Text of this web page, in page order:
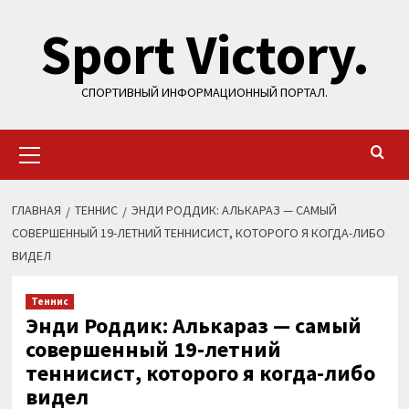
содержимому
Sport Victory.
СПОРТИВНЫЙ ИНФОРМАЦИОННЫЙ ПОРТАЛ.
меню
ГЛАВНАЯ ТЕННИС
ЭНДИ РОДДИК: АЛЬКАРАЗ — САМЫЙ
СОВЕРШЕННЫЙ 19-ЛЕТНИЙ ТЕННИСИСТ, КОТОРОГО Я КОГДА-ЛИБО
ВИДЕЛ
Теннис
Энди Роддик: Алькараз — самый
совершенный 19-летний
теннисист, которого я когда-либо
видел